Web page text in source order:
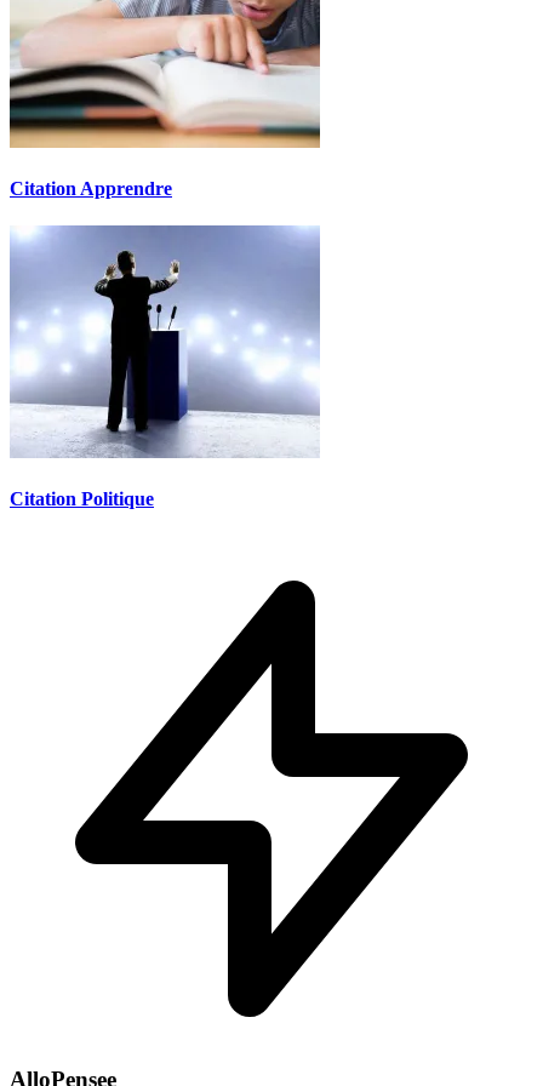
Citation Apprendre
Citation Politique
AlloPensee